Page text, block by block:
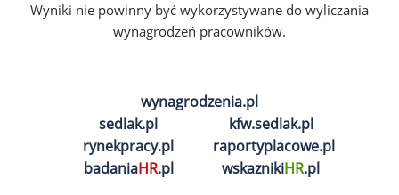
Wyniki nie powinny być wykorzystywane do wyliczania
wynagrodzeń pracowników.
wynagrodzenia.pl
sedlak.pl
kfw.sedlak.pl
rynekpracy.pl
raportyplacowe.pl
badaniaHR.pl wskaznikiHR.pl